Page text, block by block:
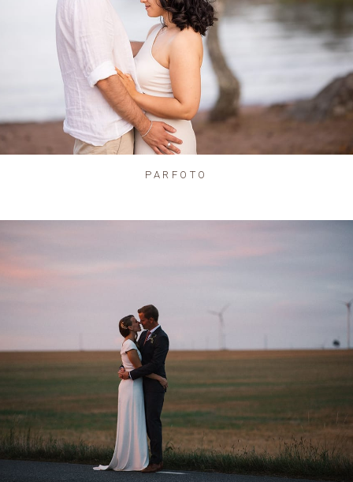
PARFOTO